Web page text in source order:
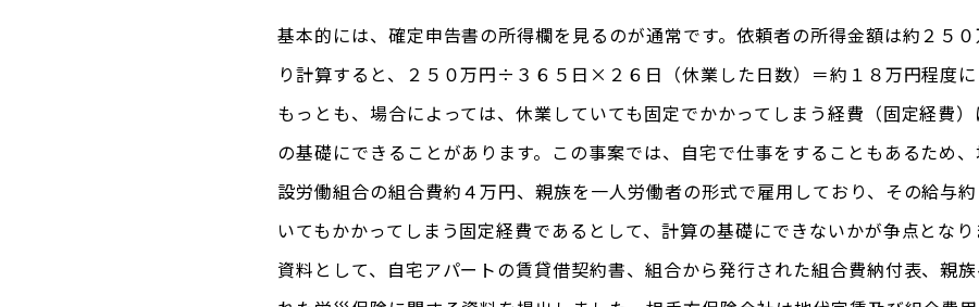
基本的には、確定申告書の所得欄を見るのが通常です。依頼者の所得金額は約２５
り計算すると、２５０万円÷３６５日×２６日（休業した日数）＝約１８万円程度に
もっとも、場合によっては、休業していても固定でかかってしまう経費（固定経費
の基礎にできることがあります。この事案では、自宅で仕事をすることもあるため
設労働組合の組合費約４万円、親族を一人労働者の形式で雇用しており、その給与
いてもかかってしまう固定経費であるとして、計算の基礎にできないかが争点となり
資料として、自宅アパートの賃貸借契約書、組合から発行された組合費納付表、親